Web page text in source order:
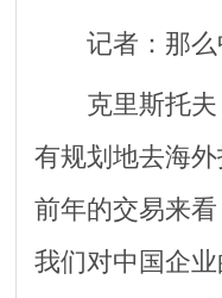
记者：那么
克里斯托夫
有规划地去海
前年的交易来
我们对中国企